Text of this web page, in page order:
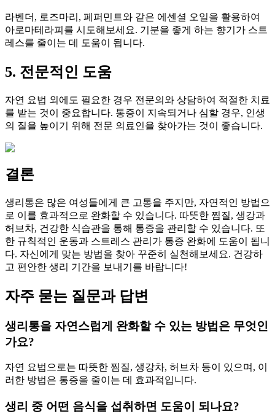
라벤더, 로즈마리, 페퍼민트와 같은 에센셜 오일을 활용하여
아로마테라피를 시도해보세요. 기분을 좋게 하는 향기가 스트
레스를 줄이는 데 도움이 됩니다.
5. 전문적인 도움
자연 요법 외에도 필요한 경우 전문의와 상담하여 적절한 치료
를 받는 것이 중요합니다. 통증이 지속되거나 심할 경우, 인생
의 질을 높이기 위해 전문 의료인을 찾아가는 것이 좋습니다.
결론
생리통은 많은 여성들에게 큰 고통을 주지만, 자연적인 방법으
로 이를 효과적으로 완화할 수 있습니다. 따뜻한 찜질, 생강과
허브차, 건강한 식습관을 통해 통증을 관리할 수 있습니다. 또
한 규칙적인 운동과 스트레스 관리가 통증 완화에 도움이 됩니
다. 자신에게 맞는 방법을 찾아 꾸준히 실천해보세요. 건강하
고 편안한 생리 기간을 보내기를 바랍니다!
자주 묻는 질문과 답변
생리통을 자연스럽게 완화할 수 있는 방법은 무엇인
가요?
자연 요법으로는 따뜻한 찜질, 생강차, 허브차 등이 있으며, 이
러한 방법은 통증을 줄이는 데 효과적입니다.
생리 중 어떤 음식을 섭취하면 도움이 되나요?